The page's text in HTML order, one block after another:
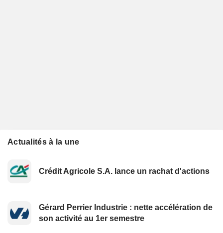
Actualités à la une
Crédit Agricole S.A. lance un rachat d'actions
Gérard Perrier Industrie : nette accélération de
son activité au 1er semestre